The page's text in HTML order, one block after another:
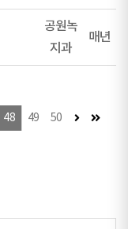
공원녹
지과
매년
48 49 50 다음 페이지
마지